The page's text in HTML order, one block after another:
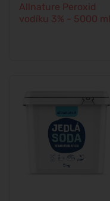
Allnature Peroxid
vodíku 3% - 5000 ml